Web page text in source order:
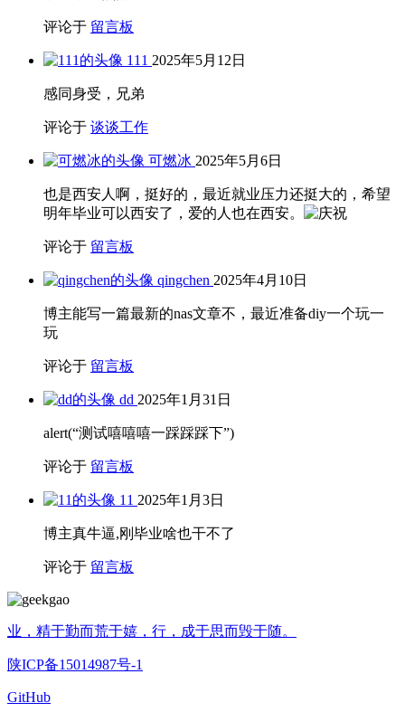
评论于 留言板
111 2025年5月12日
感同身受，兄弟
评论于 谈谈工作
可燃冰 2025年5月6日
也是西安人啊，挺好的，最近就业压力还挺大的，希望
明年毕业可以西安了，爱的人也在西安。
评论于 留言板
qingchen 2025年4月10日
博主能写一篇最新的nas文章不，最近准备diy一个玩一
玩
评论于 留言板
dd 2025年1月31日
alert(“测试嘻嘻嘻一踩踩踩下”)
评论于 留言板
11 2025年1月3日
博主真牛逼,刚毕业啥也干不了
评论于 留言板
业，精于勤而荒于嬉，行，成于思而毁于随。
陕ICP备15014987号-1
GitHub